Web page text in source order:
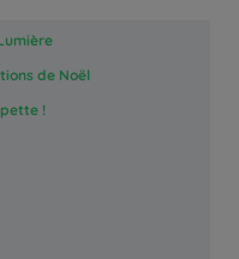
de Noël
!